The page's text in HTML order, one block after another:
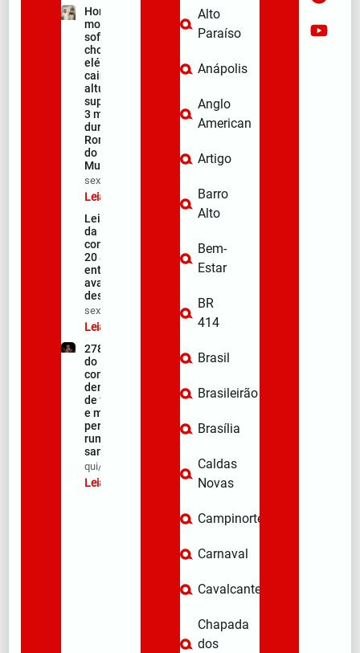
Homem
morre após
sofrer
choque
elétrico e
cair de
altura
superior a
3 metros
durante a
Romaria
do
Muquém
sex/08/2026
Leia mais »
Lei Maria
da Penha
completa
20 anos
entre
avanços e
desafios
sex/08/2026
Leia mais »
278ª Romaria
do Muquém
começa com
demonstração
de fé, emoção
e milhares de
peregrinos
rumo ao
santuário
qui/08/2026
Leia mais »
Alto
Paraíso
Anápolis
Anglo
American
Artigo
Barro
Alto
Bem-
Estar
BR
414
Brasil
Brasileirão
Brasília
Caldas
Novas
Campinorte
Carnaval
Cavalcante
Chapada
dos